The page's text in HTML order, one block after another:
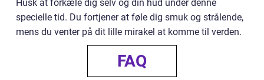
Husk at forkæle dig selv og din hud under denne
specielle tid. Du fortjener at føle dig smuk og strålende,
mens du venter på dit lille mirakel at komme til verden.
FAQ